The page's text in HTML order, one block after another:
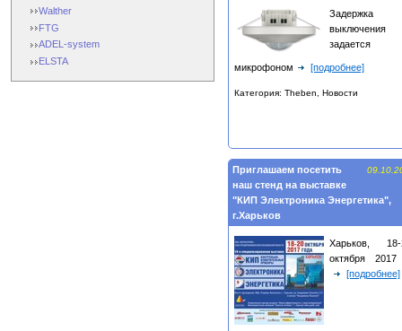
Walther
FTG
ADEL-system
ELSTA
Задержка
выключения
задается
микрофоном [подробнее]
Категория: Theben, Новости
Приглашаем посетить
наш стенд на выставке
"КИП Электроника Энергетика",
г.Харьков
Харьков, 18-
октября 2017
[подробнее]